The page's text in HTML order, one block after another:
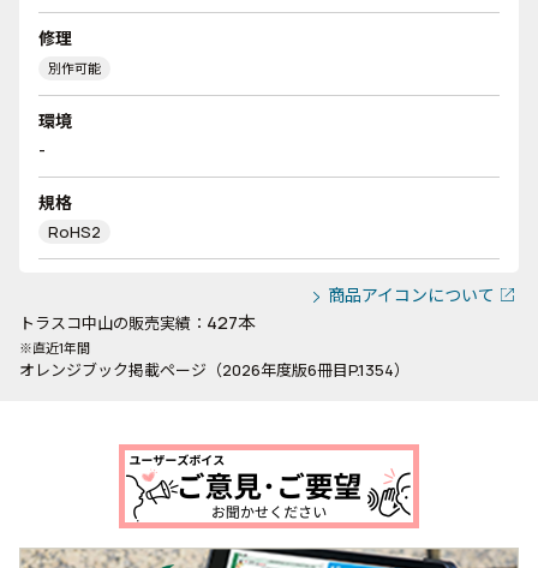
修理
別作可能
環境
-
規格
RoHS2
商品アイコンについて
トラスコ中山の販売実績： 427本
※直近1年間
オレンジブック掲載ページ（2026年度版6冊目P.1354）